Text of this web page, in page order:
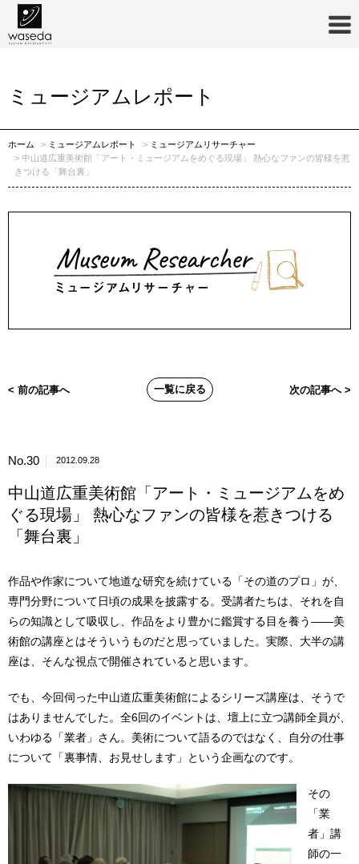
ミュージアムリサーチャー
ミュージアムレポート
ホーム ミュージアムレポート
ミュージアムリサーチャー
中山道広重美術館「アート・ミュージアムをめぐる現場」 熱心なファンの皆様を惹
きつける「舞台裏」
< 前の記事へ 一覧に戻る 次の記事へ >
No.30 2012.09.28
中山道広重美術館「アート・ミュージアムをめ
ぐる現場」 熱心なファンの皆様を惹きつける
「舞台裏」
作品や作家について地道な研究を続けている「その道のプロ」が、
専門分野について日頃の成果を披露する。受講者たちは、それを自
らの知識として吸収し、作品をより豊かに鑑賞する目を養う――美
術館の講座とはそういうものだと思っていました。実際、大半の講
座は、そんな視点で開催されていると思います。
でも、今回伺った中山道広重美術館によるシリーズ講座は、そうで
はありませんでした。全6回のイベントは、壇上に立つ講師全員が、
いわゆる「業者」さん。美術について語るのではなく、自分の仕事
について「裏事情、お見せします」という企画なのです。
その
「業
者」講
師の一